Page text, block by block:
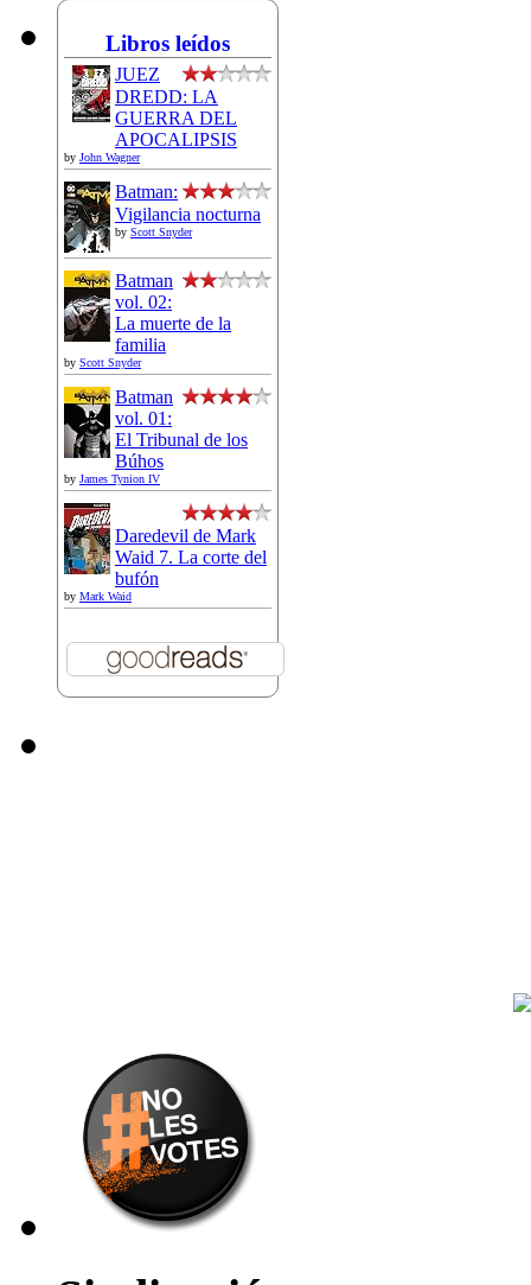
Libros leídos
JUEZ
DREDD: LA
GUERRA DEL
APOCALIPSIS
by John Wagner
Batman:
Vigilancia nocturna
by Scott Snyder
Batman
vol. 02:
La muerte de la
familia
by Scott Snyder
Batman
vol. 01:
El Tribunal de los
Búhos
by James Tynion IV
Daredevil de Mark
Waid 7. La corte del
bufón
by Mark Waid